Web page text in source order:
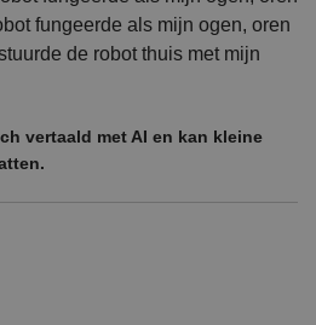
fungeerde als mijn ogen, oren
de robot thuis met mijn
vertaald met AI en kan kleine